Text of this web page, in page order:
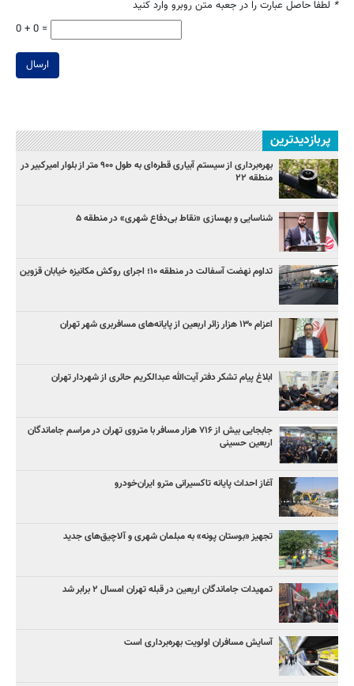
* لطفا حاصل عبارت را در جعبه متن روبرو وارد کنید
0 + 0 =
ارسال
پربازدیدترین
بهره‌برداری از سیستم آبیاری قطره‌ای به طول ۹۰۰ متر از بلوار امیرکبیر در
منطقه ۲۲
شناسایی و بهسازی «نقاط بی‌دفاع شهری» در منطقه ۵
تداوم نهضت آسفالت در منطقه ۱۰؛ اجرای روکش مکانیزه خیابان قزوین
اعزام ۱۳۰ هزار زائر اربعین از پایانه‌های مسافربری شهر تهران
ابلاغ پیام تشکر دفتر آیت‌الله عبدالکریم حائری از شهردار تهران
جابجایی بیش از ۷۱۶ هزار مسافر با متروی تهران در مراسم جاماندگان
اربعین حسینی
آغاز احداث پایانه تاکسیرانی مترو ایران‌خودرو
تجهیز «بوستان پونه» به مبلمان شهری و آلاچیق‌های جدید
تمهیدات جاماندگان اربعین در قبله تهران امسال ۲ برابر شد
آسایش مسافران اولویت بهره‌برداری است